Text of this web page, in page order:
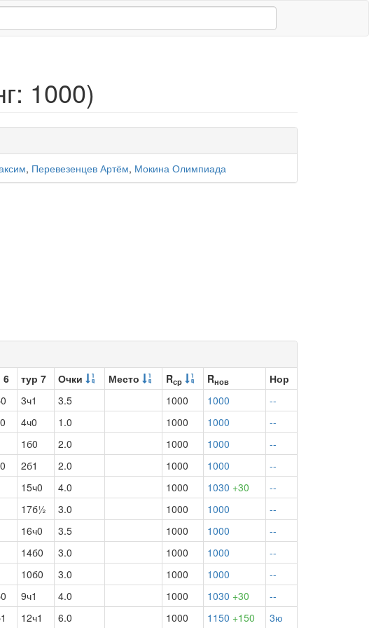
1000)
, Перевезенцев Артём, Мокина Олимпиада
6 тур 7 Очки Место Rср Rнов
Нор
3ч1 3.5 1000 1000
--
4ч0 1.0 1000 1000
--
1б0 2.0 1000 1000
--
2б1 2.0 1000 1000
--
15ч0 4.0 1000 1030 +30
--
17б½ 3.0 1000 1000
--
16ч0 3.5 1000 1000
--
14б0 3.0 1000 1000
--
10б0 3.0 1000 1000
--
9ч1 4.0 1000 1030 +30
--
12ч1 6.0 1000 1150 +150 3ю